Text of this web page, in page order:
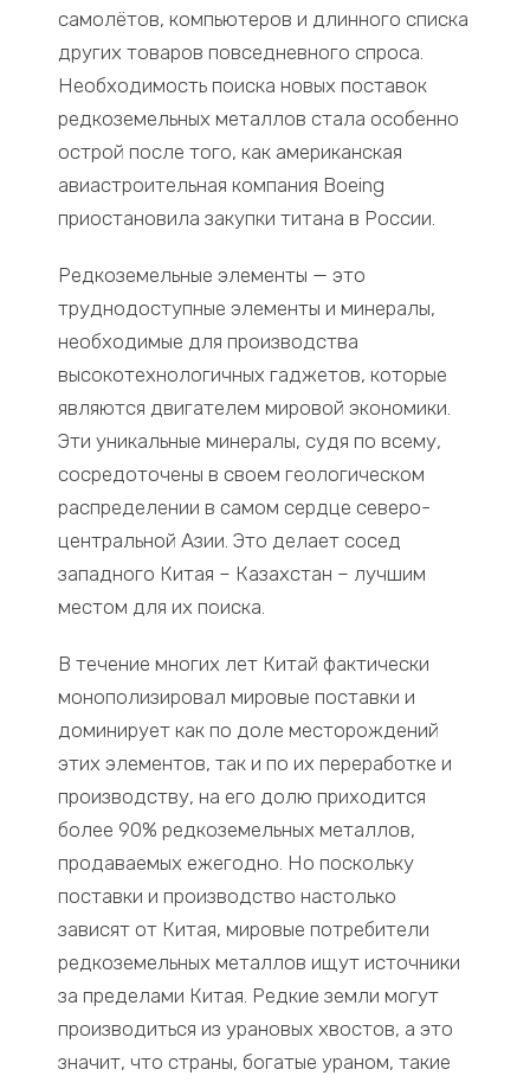
самолётов, компьютеров и длинного списка
других товаров повседневного спроса.
Необходимость поиска новых поставок
редкоземельных металлов стала особенно
острой после того, как американская
авиастроительная компания Boeing
приостановила закупки титана в России.
Редкоземельные элементы — это
труднодоступные элементы и минералы,
необходимые для производства
высокотехнологичных гаджетов, которые
являются двигателем мировой экономики.
Эти уникальные минералы, судя по всему,
сосредоточены в своем геологическом
распределении в самом сердце северо-
центральной Азии. Это делает сосед
западного Китая – Казахстан – лучшим
местом для их поиска.
В течение многих лет Китай фактически
монополизировал мировые поставки и
доминирует как по доле месторождений
этих элементов, так и по их переработке и
производству, на его долю приходится
более 90% редкоземельных металлов,
продаваемых ежегодно. Но поскольку
поставки и производство настолько
зависят от Китая, мировые потребители
редкоземельных металлов ищут источники
за пределами Китая. Редкие земли могут
производиться из урановых хвостов, а это
значит, что страны, богатые ураном, такие